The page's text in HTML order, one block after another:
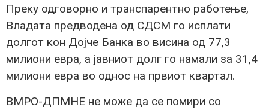
Преку одговорно и транспарентно работење,
Владата предводена од СДСМ го исплати
долгот кон Дојче Банка во висина од 77,3
милиони евра, а јавниот долг го намали за 31,4
милиони евра во однос на првиот квартал.
ВМРО-ДПМНЕ не може да се помири со